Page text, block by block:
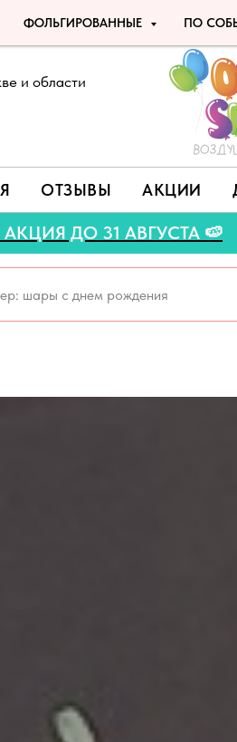
ФОЛЬГИРОВАННЫЕ ПО
и области
ОТЗЫВЫ АКЦИИ
🍉 ЛЕТНЯЯ АКЦИЯ ДО 31